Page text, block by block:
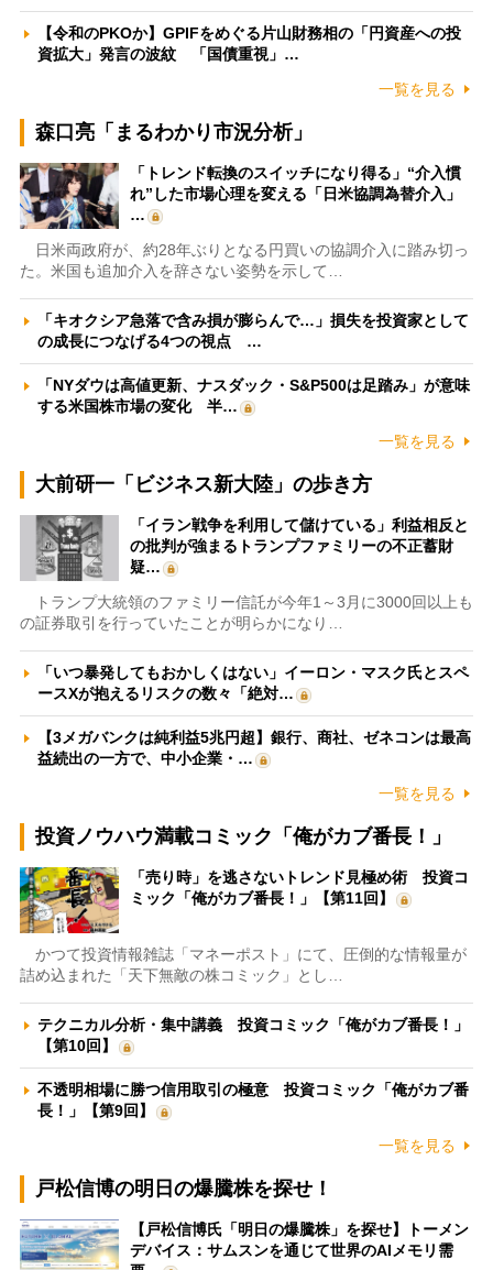
【令和のPKOか】GPIFをめぐる片山財務相の「円資産への投
資拡大」発言の波紋 「国債重視」…
一覧を見る
森口亮「まるわかり市況分析」
「トレンド転換のスイッチになり得る」“介入慣
れ”した市場心理を変える「日米協調為替介入」
…
日米両政府が、約28年ぶりとなる円買いの協調介入に踏み切っ
た。米国も追加介入を辞さない姿勢を示して…
「キオクシア急落で含み損が膨らんで…」損失を投資家として
の成長につなげる4つの視点 …
「NYダウは高値更新、ナスダック・S&P500は足踏み」が意味
する米国株市場の変化 半…
一覧を見る
大前研一「ビジネス新大陸」の歩き方
「イラン戦争を利用して儲けている」利益相反と
の批判が強まるトランプファミリーの不正蓄財
疑…
トランプ大統領のファミリー信託が今年1～3月に3000回以上も
の証券取引を行っていたことが明らかになり…
「いつ暴発してもおかしくはない」イーロン・マスク氏とスペ
ースXが抱えるリスクの数々「絶対…
【3メガバンクは純利益5兆円超】銀行、商社、ゼネコンは最高
益続出の一方で、中小企業・…
一覧を見る
投資ノウハウ満載コミック「俺がカブ番長！」
「売り時」を逃さないトレンド見極め術 投資コ
ミック「俺がカブ番長！」【第11回】
かつて投資情報雑誌「マネーポスト」にて、圧倒的な情報量が
詰め込まれた「天下無敵の株コミック」とし…
テクニカル分析・集中講義 投資コミック「俺がカブ番長！」
【第10回】
不透明相場に勝つ信用取引の極意 投資コミック「俺がカブ番
長！」【第9回】
一覧を見る
戸松信博の明日の爆騰株を探せ！
【戸松信博氏「明日の爆騰株」を探せ】トーメン
デバイス：サムスンを通じて世界のAIメモリ需